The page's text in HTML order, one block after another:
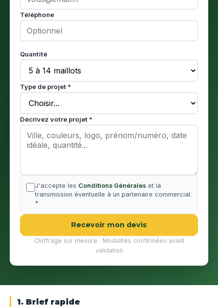
Téléphone
Quantité
Type de projet *
Décrivez votre projet *
J'accepte les Conditions Générales et la
transmission éventuelle à un partenaire commercial.
*
Recevoir mon devis
Chiffrage sur mesure · Modalités confirmées avant
validation
1. Brief rapide